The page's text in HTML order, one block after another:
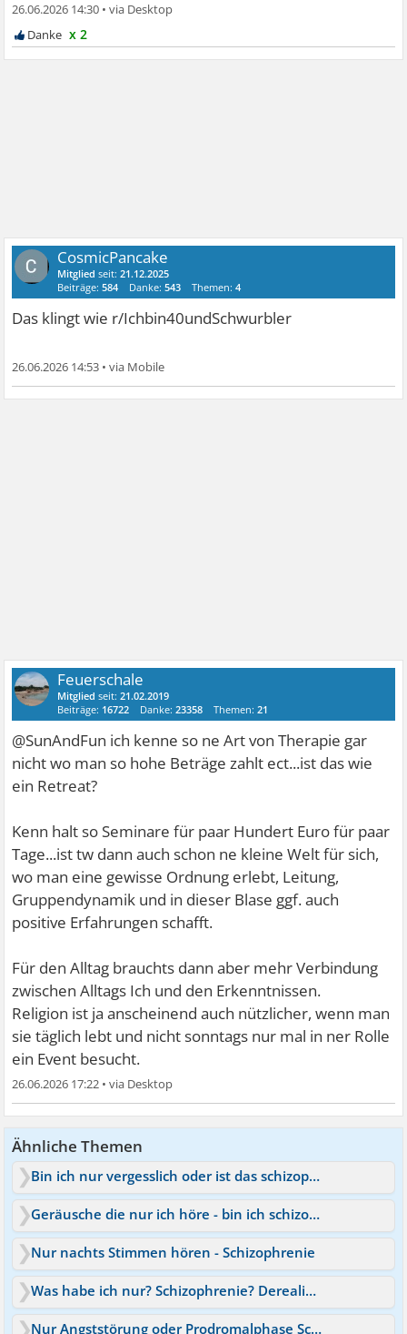
26.06.2026 14:30 •
x 2
CosmicPancake
Mitglied seit:21.12.2025
Beiträge:584 Danke:543 Themen:4
Das klingt wie r/Ichbin40undSchwurbler
26.06.2026 14:53 •
Feuerschale
Mitglied seit:21.02.2019
Beiträge: 16722 Danke:23358 Themen:21
@SunAndFun ich kenne so ne Art von Therapie gar
nicht wo man so hohe Beträge zahlt ect...ist das wie
ein Retreat?
Kenn halt so Seminare für paar Hundert Euro für paar
Tage...ist tw dann auch schon ne kleine Welt für sich,
wo man eine gewisse Ordnung erlebt, Leitung,
Gruppendynamik und in dieser Blase ggf. auch
positive Erfahrungen schafft.
Für den Alltag brauchts dann aber mehr Verbindung
zwischen Alltags Ich und den Erkenntnissen.
Religion ist ja anscheinend auch nützlicher, wenn man
sie täglich lebt und nicht sonntags nur mal in ner Rolle
ein Event besucht.
26.06.2026 17:22 •
Ähnliche Themen
Bin ich nur vergesslich oder ist das schizophren?
Geräusche die nur ich höre - bin ich schizophren?
Nur nachts Stimmen hören - Schizophrenie
Was habe ich nur? Schizophrenie? Derealisation?
Nur Angststörung oder Prodromalphase Schizophrenie?